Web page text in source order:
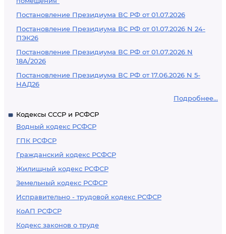
Постановление Президиума ВС РФ от 01.07.2026
Постановление Президиума ВС РФ от 01.07.2026 N 24-
ПЭК26
Постановление Президиума ВС РФ от 01.07.2026 N
18А/2026
Постановление Президиума ВС РФ от 17.06.2026 N 5-
НАД26
Подробнее...
Кодексы СССР и РСФСР
Водный кодекс РСФСР
ГПК РСФСР
Гражданский кодекс РСФСР
Жилищный кодекс РСФСР
Земельный кодекс РСФСР
Исправительно - трудовой кодекс РСФСР
КоАП РСФСР
Кодекс законов о труде